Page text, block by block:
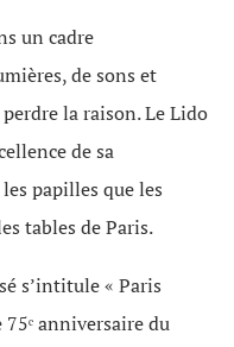
un cadre
de sons et
la raison. Le Lido
de sa
papilles que les
tables de Paris.
s’intitule « Paris
anniversaire du